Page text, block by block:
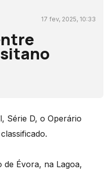
17 fev, 2025, 10:33
Série D, o Operário
Évora, na Lagoa,